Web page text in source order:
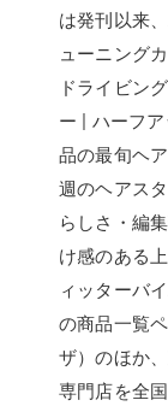
は発刊以来
ューニング
ドライビン
ー | ハーフ
品の最旬ヘ
週のヘアス
らしさ・編
け感のある
ィッターバ
の商品一覧
ザ）のほか
専門店を全